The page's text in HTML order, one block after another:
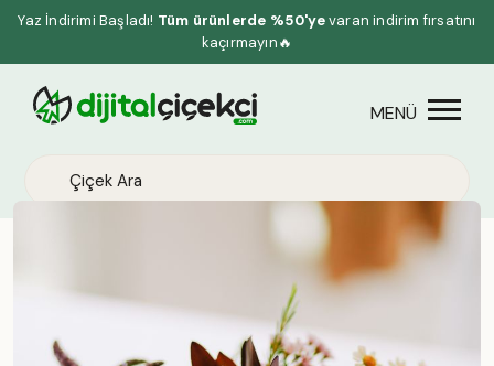
Yaz İndirimi Başladı! Tüm ürünlerde %50'yevaran indirim fırsatını
kaçırmayın🔥